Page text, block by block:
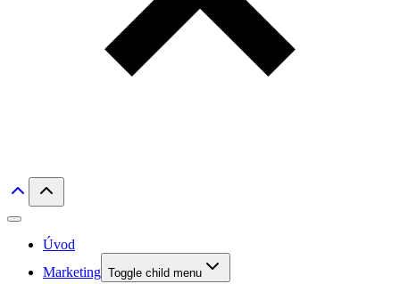
Úvod
Marketing Toggle child menu